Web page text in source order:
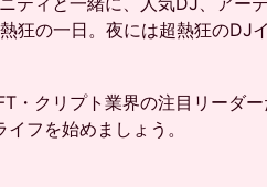
狂の一日。​​​夜には超熱狂のDJ
・クリプト業界の注目リーダ
フを始めましょう。